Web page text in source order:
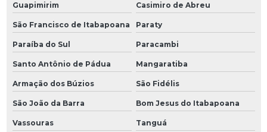
Guapimirim Casimiro de Abreu
São Francisco de Itabapoana Paraty
Paraíba do Sul Paracambi
Santo Antônio de Pádua Mangaratiba
Armação dos Búzios São Fidélis
São João da Barra Bom Jesus do Itabapoana
Vassouras Tanguá